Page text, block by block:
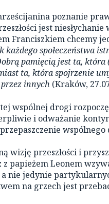
poznanie
jest
Franciszkiem chcemy
każdego społeczeństwa
pamięcią jest ta,
ta, która spojrzenie
przez innych (Kraków,
wspólnej drogi
i odważanie
wspólnego
wizję przeszłości i
papieżem Leonem
nie jedynie
na grzech jest